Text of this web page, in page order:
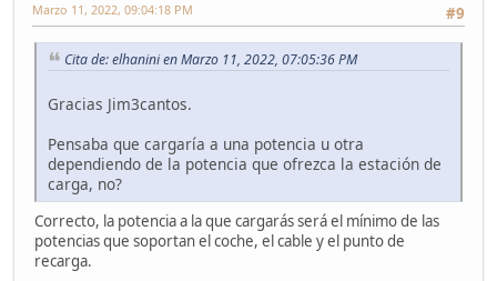
#9
Marzo 11, 2022, 09:04:18 PM
Cita de: elhanini en Marzo 11, 2022, 07:05:36 PM
Gracias Jim3cantos.
Pensaba que cargaría a una potencia u otra
dependiendo de la potencia que ofrezca la estación de
carga, no?
Correcto, la potencia a la que cargarás será el mínimo de las
potencias que soportan el coche, el cable y el punto de
recarga.